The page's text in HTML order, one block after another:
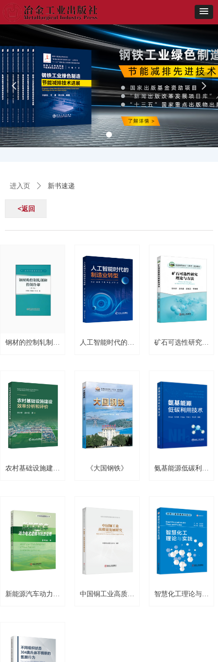
钢材的控制轧制和
人工智能时代的制
矿石可选性研究理
农村基础设施建设
《大国钢铁》
氨基能源低碳利用
新能源汽车动力电
中国铜工业高质量
智慧化工理论与实
进入页 ꄲ 新书速递
<返回
넳 넲